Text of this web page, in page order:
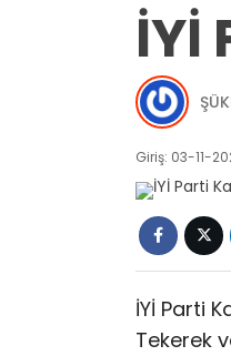
İYİ
Giriş: 03-11-
İYİ Parti
Tekerek